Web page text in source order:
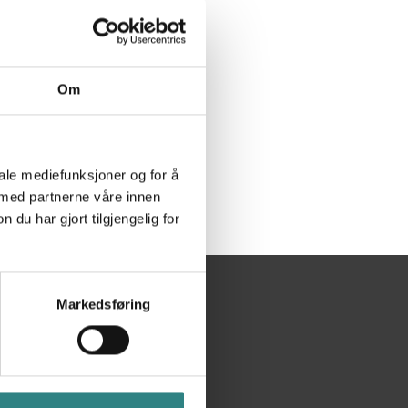
Om
mediefunksjoner og for å
partnerne våre innen
du har gjort tilgjengelig for
Markedsføring
Nyheter